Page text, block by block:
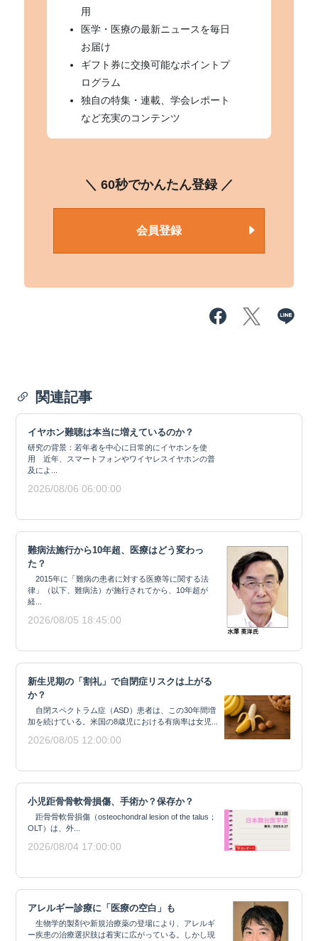
用
医学・医療の最新ニュースを毎日
お届け
ギフト券に交換可能なポイントプ
ログラム
独自の特集・連載、学会レポート
など充実のコンテンツ
＼ 60秒でかんたん登録 ／
会員登録
関連記事
イヤホン難聴は本当に増えているのか？
研究の背景：若年者を中心に日常的にイヤホンを使
用 近年、スマートフォンやワイヤレスイヤホンの普
及によ...
2026/08/06 06:00:00
難病法施行から10年超、医療はどう変わっ
た？
2015年に「難病の患者に対する医療等に関する法
律」（以下、難病法）が施行されてから、10年超が
経...
2026/08/05 18:45:00
新生児期の「割礼」で自閉症リスクは上がる
か？
自閉スペクトラム症（ASD）患者は、この30年間増
加を続けている。米国の8歳児における有病率は女児...
2026/08/05 12:00:00
小児距骨骨軟骨損傷、手術か？保存か？
距骨骨軟骨損傷（osteochondral lesion of the talus；
OLT）は、外...
2026/08/04 17:00:00
アレルギー診療に「医療の空白」も
生物学的製剤や新規治療薬の登場により、アレルギ
ー疾患の治療選択肢は着実に広がっている。しかし現